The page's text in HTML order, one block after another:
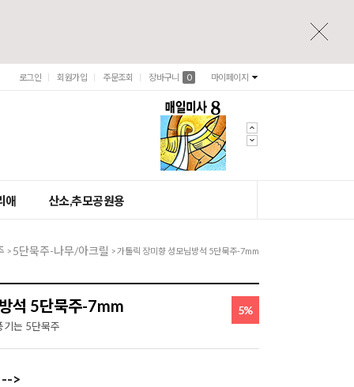
로그인 회원가입 주문조회 장바구니 0 마이페이지
애 산소,추모공원용
> 5단묵주-나무/아크릴 > 가톨릭 장미향 성모님방석 5단묵주-7mm
석 5단묵주-7mm
기는 5단묵주
5%
-->